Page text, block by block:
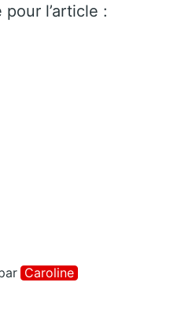
l’article :
Caroline